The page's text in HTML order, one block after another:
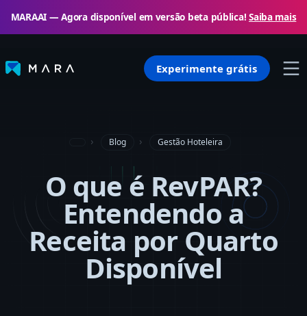
MARAAI — Agora disponível em versão beta pública!Saiba mais
Experimente grátis
Blog Gestão Hoteleira
O que é RevPAR?
Entendendo a
Receita por Quarto
Disponível